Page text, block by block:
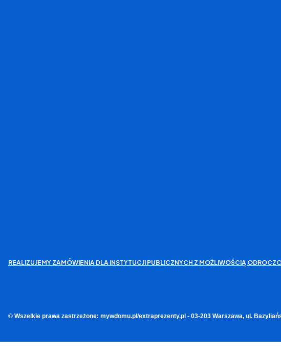
REALIZUJEMY ZAMÓWIENIA DLA INSTYTUCJI PUBLICZNYCH Z MOŻLIWOŚCIĄ
© Wszelkie prawa zastrzeżone: mywdomu.pl/extraprezenty.pl - 03-203 Warszawa, ul.